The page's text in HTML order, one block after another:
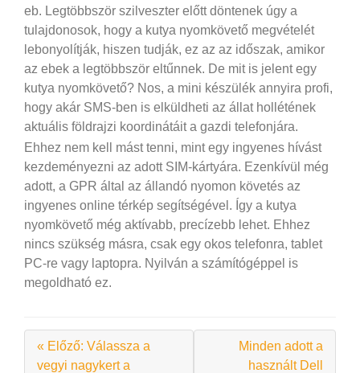
eb. Legtöbbször szilveszter előtt döntenek úgy a
tulajdonosok, hogy a kutya nyomkövető megvételét
lebonyolítják, hiszen tudják, ez az az időszak, amikor
az ebek a legtöbbször eltűnnek. De mit is jelent egy
kutya nyomkövető? Nos, a mini készülék annyira profi,
hogy akár SMS-ben is elküldheti az állat hollétének
aktuális földrajzi koordinátáit a gazdi telefonjára.
Ehhez nem kell mást tenni, mint egy ingyenes hívást
kezdeményezni az adott SIM-kártyára. Ezenkívül még
adott, a GPR által az állandó nyomon követés az
ingyenes online térkép segítségével. Így a kutya
nyomkövető még aktívabb, precízebb lehet. Ehhez
nincs szükség másra, csak egy okos telefonra, tablet
PC-re vagy laptopra. Nyilván a számítógéppel is
megoldható ez.
« Előző: Válassza a
vegyi nagykert a
Minden adott a
használt Dell